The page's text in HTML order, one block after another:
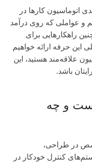
اتوماسیون کارها در
کنیم و عواملی که روی درآمد
راهکارهایی برای
این حرفه ارائه خواهیم
علاقه‌مند هستید، این
باشد.
و چه
در طراحی،
کنترل خودکار در